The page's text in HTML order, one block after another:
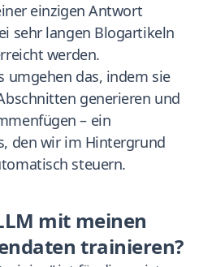
einzigen Antwort
sehr langen Blogartikeln
werden.
umgehen das, indem sie
generieren und
– ein
den wir im Hintergrund
steuern.
mit meinen
trainieren?